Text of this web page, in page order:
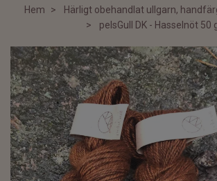
Hem
Härligt obehandlat ullgarn,
pelsGull DK - Hasselnöt 50